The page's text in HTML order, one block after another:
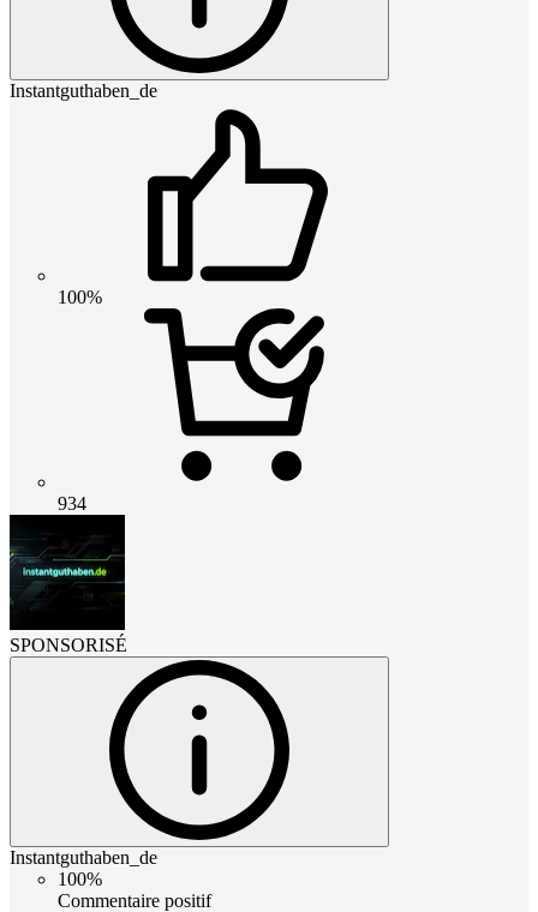
Instantguthaben_de
100%
934
SPONSORISÉ
Instantguthaben_de
100%
Commentaire positif